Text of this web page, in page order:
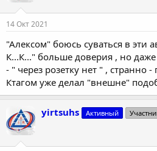
14 Окт 2021
"Алексом" боюсь суваться в эти
К...К..." больше доверия , но
- " через розетку нет " , странно -
Ктагом уже делал "внешне"
yirtsuhs Активный